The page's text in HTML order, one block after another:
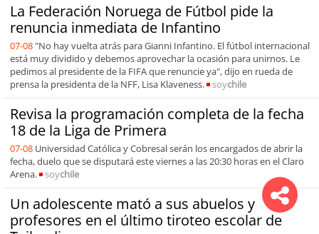
La Federación Noruega de Fútbol pide la
renuncia inmediata de Infantino
07-08 "No hay vuelta atrás para Gianni Infantino. El fútbol internacional
está muy dividido y debemos aprovechar la ocasión para unirnos. Le
pedimos al presidente de la FIFA que renuncie ya", dijo en rueda de
prensa la presidenta de la NFF, Lisa Klaveness.
soychile
Revisa la programación completa de la fecha
18 de la Liga de Primera
07-08 Universidad Católica y Cobresal serán los encargados de abrir la
fecha, duelo que se disputará este viernes a las 20:30 horas en el Claro
Arena.
soychile
Un adolescente mató a sus abuelos y
profesores en el último tiroteo escolar de